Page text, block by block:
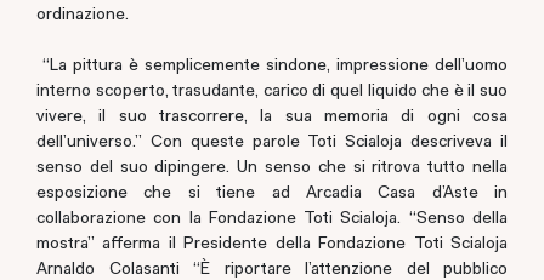
ordinazione.
“La pittura è semplicemente sindone, impressione dell’uomo
interno scoperto, trasudante, carico di quel liquido che è il suo
vivere, il suo trascorrere, la sua memoria di ogni cosa
dell’universo.” Con queste parole Toti Scialoja descriveva il
senso del suo dipingere. Un senso che si ritrova tutto nella
esposizione che si tiene ad Arcadia Casa d’Aste in
collaborazione con la Fondazione Toti Scialoja. “Senso della
mostra” afferma il Presidente della Fondazione Toti Scialoja
Arnaldo Colasanti “È riportare l’attenzione del pubblico